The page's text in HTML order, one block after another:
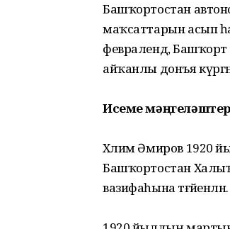
Башҡортостан
маҡсаттарын асып
февра­лендә, Башҡорт
айҡанлы донъя
Исеме
Xәлим Әмиров 1920
Башҡортостан
вазифаһына тәғәйенләнә.